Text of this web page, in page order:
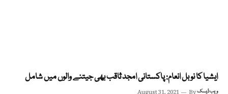
ایشیا کا نوبل انعام: پاکستانی امجد ثاقب بھی جیتنے والوں میں شامل
ویب ڈیسک